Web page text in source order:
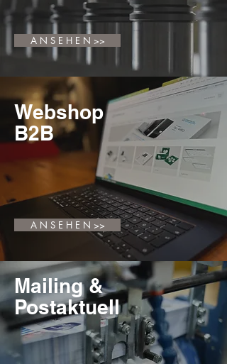
A N S E H E N >>
Webshop
B2B
A N S E H E N >>
Mailing &
Postaktuell